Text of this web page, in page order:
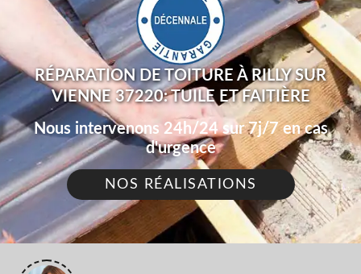
RÉPARATION DE TOITURE À RILLY SUR
VIENNE 37220: TUILE ET FAITIÈRE
Nous intervenons 24h/24 sur 7j/7 en cas
d'urgence
NOS RÉALISATIONS